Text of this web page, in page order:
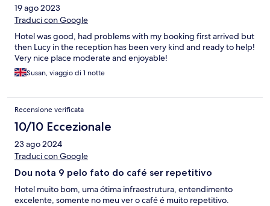
19 ago 2023
Traduci con Google
Hotel was good, had problems with my booking first arrived but
then Lucy in the reception has been very kind and ready to help!
Very nice place moderate and enjoyable!
Susan, viaggio di 1 notte
Recensione verificata
10/10 Eccezionale
23 ago 2024
Traduci con Google
Dou nota 9 pelo fato do café ser repetitivo
Hotel muito bom, uma ótima infraestrutura, entendimento
excelente, somente no meu ver o café é muito repetitivo.